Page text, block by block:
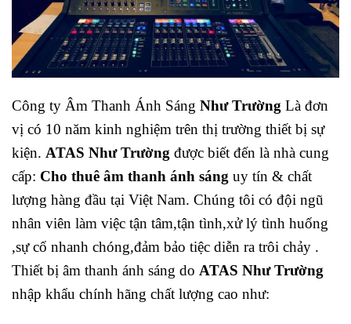
Công ty Âm Thanh Ánh Sáng Như Trường Là đơn
vị có 10 năm kinh nghiệm trên thị trường thiết bị sự
kiện. ATAS Như Trường được biết đến là nhà cung
cấp: Cho thuê âm thanh ánh sáng uy tín & chất
lượng hàng đầu tại Việt Nam. Chúng tôi có đội ngũ
nhân viên làm việc tận tâm,tận tình,xử lý tình huống
,sự cố nhanh chóng,đảm bảo tiệc diễn ra trôi chảy .
Thiết bị âm thanh ánh sáng do ATAS Như Trường
nhập khẩu chính hãng chất lượng cao như: